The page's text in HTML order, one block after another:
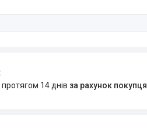
14 днів за рахунок покупця